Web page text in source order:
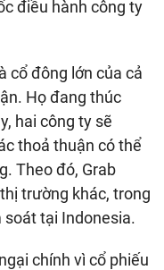
điều hành công ty
cổ đông lớn của cả
Họ đang thúc
hai công ty sẽ
thoả thuận có thể
Theo đó, Grab
trường khác, trong
soát tại Indonesia.
chính vì cổ phiếu